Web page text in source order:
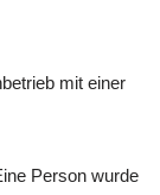
mit einer
Person wurde